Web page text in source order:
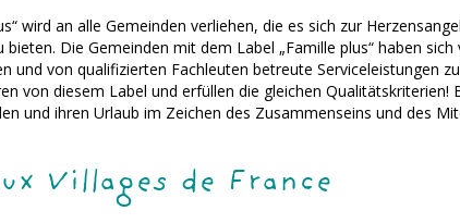
wird an alle Gemeinden verliehen, die es sich zur
Die Gemeinden mit dem Label „Famille plus“ haben
und von qualifizierten Fachleuten betreute Serviceleistungen
von diesem Label und erfüllen die gleichen
und ihren Urlaub im Zeichen des Zusammenseins und des
Villages de France